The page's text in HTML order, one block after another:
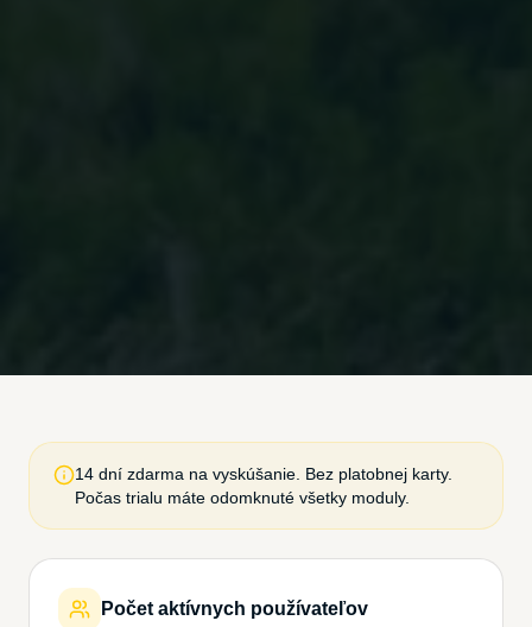
14 dní zdarma na vyskúšanie. Bez platobnej karty.
Počas trialu máte odomknuté všetky moduly.
Počet aktívnych používateľov